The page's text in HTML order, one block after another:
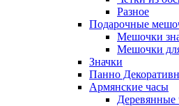
Разное
Подарочные
Мешочки
Мешочки
Значки
Панно
Армянские часы
Деревянные